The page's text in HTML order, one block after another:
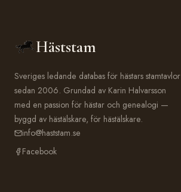
Häststam
Sveriges ledande databas för hästars stamtavlor
sedan 2006. Grundad av Karin Halvarsson
med en passion för hästar och genealogi —
byggd av hästälskare, för hästälskare.
info@haststam.se
Facebook